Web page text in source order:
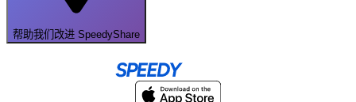
帮助我们改进 SpeedyShare